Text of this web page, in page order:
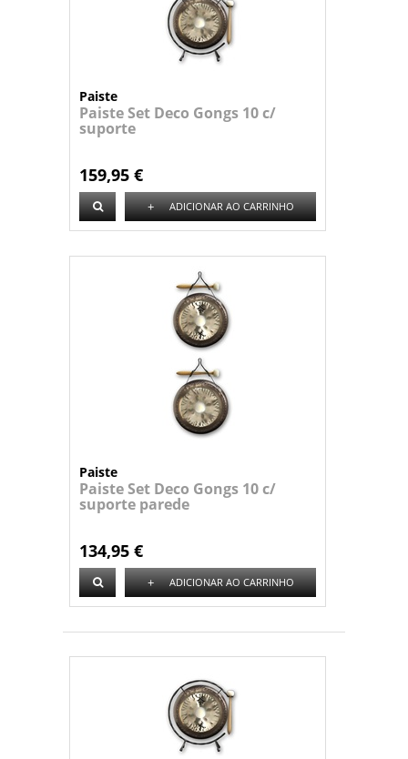
Paiste
Paiste Set Deco Gongs 10 c/
suporte
159,95 €
+ ADICIONAR AO CARRINHO
Paiste
Paiste Set Deco Gongs 10 c/
suporte parede
134,95 €
+ ADICIONAR AO CARRINHO